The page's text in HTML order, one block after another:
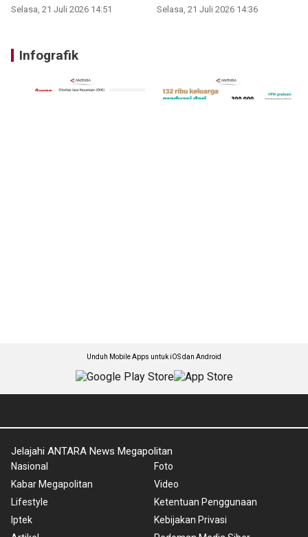
Selasa, 21 Juli 2026 14:51 Selasa, 21 Juli 2026 14:36
Infografik
Unduh Mobile Apps untuk iOS dan Android
Jelajahi ANTARA News Megapolitan
Nasional
Kabar Megapolitan
Lifestyle
Iptek
Foto
Video
Ketentuan Penggunaan
Kebijakan Privasi